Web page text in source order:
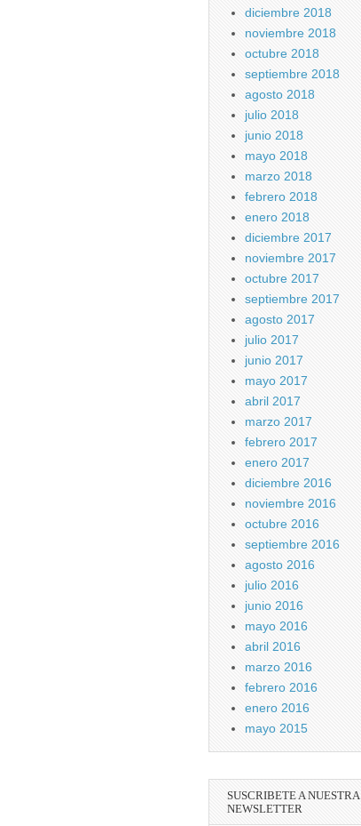
diciembre 2018
noviembre 2018
octubre 2018
septiembre 2018
agosto 2018
julio 2018
junio 2018
mayo 2018
marzo 2018
febrero 2018
enero 2018
diciembre 2017
noviembre 2017
octubre 2017
septiembre 2017
agosto 2017
julio 2017
junio 2017
mayo 2017
abril 2017
marzo 2017
febrero 2017
enero 2017
diciembre 2016
noviembre 2016
octubre 2016
septiembre 2016
agosto 2016
julio 2016
junio 2016
mayo 2016
abril 2016
marzo 2016
febrero 2016
enero 2016
mayo 2015
SUSCRIBETE A NUESTRA
NEWSLETTER